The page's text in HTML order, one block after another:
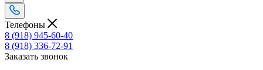
Телефоны
8 (918) 945-60-40
8 (918) 336-72-91
Заказать звонок